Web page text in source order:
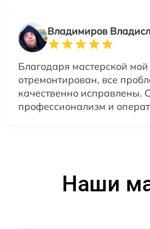
Владимиров
Благодаря мастерской
отремонтирован, все
качественно исправлены.
профессионализм и
Наши